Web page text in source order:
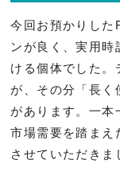
今回お預かりした
ンが良く、実用時
ける個体でした。
が、その分「長く
があります。一本
市場需要を踏まえ
させていただきま